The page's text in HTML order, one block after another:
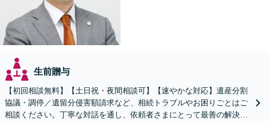
生前贈与
【初回相談無料】【土日祝・夜間相談可】【速やかな対応】遺産分割
協議・調停／遺留分侵害額請求など、相続トラブルやお困りごとはご
相談ください。丁寧な対話を通し、依頼者さまにとって最善の解決を